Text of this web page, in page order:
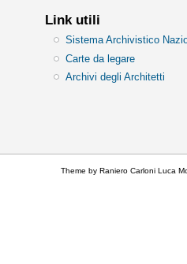
Link utili
Sistema Archivistico
Carte da legare
Archivi degli Architetti
Theme by Raniero Carloni Luca